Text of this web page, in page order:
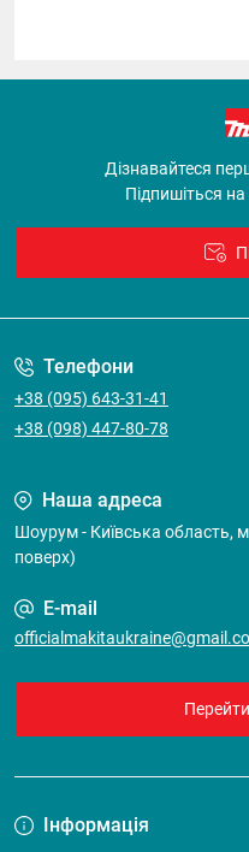
Дізнавайтеся
Підпишіться
Телефони
+38 (095) 643-31-41
+38 (098) 447-80-78
Наша адреса
Шоурум - Київська область,
поверх)
E-mail
Інформація